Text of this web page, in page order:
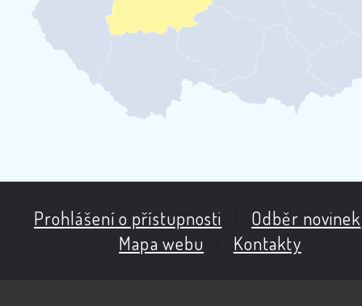
Prohlášení o přístupnosti Odběr novinek
Mapa webu
Kontakty